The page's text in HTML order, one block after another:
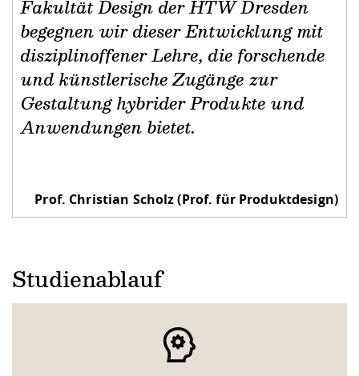
Fakultät Design der HTW Dresden
begegnen wir dieser Entwicklung mit
disziplinoffener Lehre, die forschende
und künstlerische Zugänge zur
Gestaltung hybrider Produkte und
Anwendungen bietet.
Prof. Christian Scholz (Prof. für Produktdesign)
Studienablauf